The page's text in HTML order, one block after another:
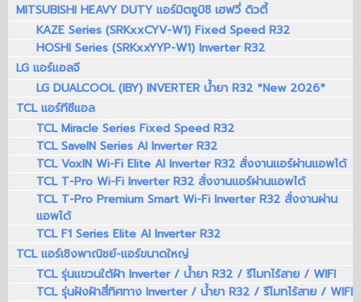
MITSUBISHI HEAVY DUTY แอร์มิตซูบิชิ เฮฟวี่ ดิวตี้
KAZE Series (SRKxxCYV-W1) Fixed Speed R32
HOSHI Series (SRKxxYYP-W1) Inverter R32
LG แอร์แอลจี
LG DUALCOOL (IBY) INVERTER น้ำยา R32 *New 2026*
TCL แอร์ทีซีแอล
TCL Miracle Series Fixed Speed R32
TCL SaveIN Series AI Inverter R32
TCL VoxIN Wi-Fi Elite AI Inverter R32 สั่งงานแอร์ผ่านแอพได้
TCL T-Pro Wi-Fi Inverter R32 สั่งงานแอร์ผ่านแอพได้
TCL T-Pro Premium Smart Wi-Fi Inverter R32 สั่งงานผ่าน
แอพได้
TCL F1 Series Elite AI Inverter R32
TCL แอร์เชิงพาณิชย์-แอร์ขนาดใหญ่
TCL รุ่นแขวนใต้ฝ้า Inverter / น้ำยา R32 / รีโมทไร้สาย / WIFI
TCL รุ่นฝังฝ้าสี่ทิศทาง Inverter / น้ำยา R32 / รีโมทไร้สาย / WIFI